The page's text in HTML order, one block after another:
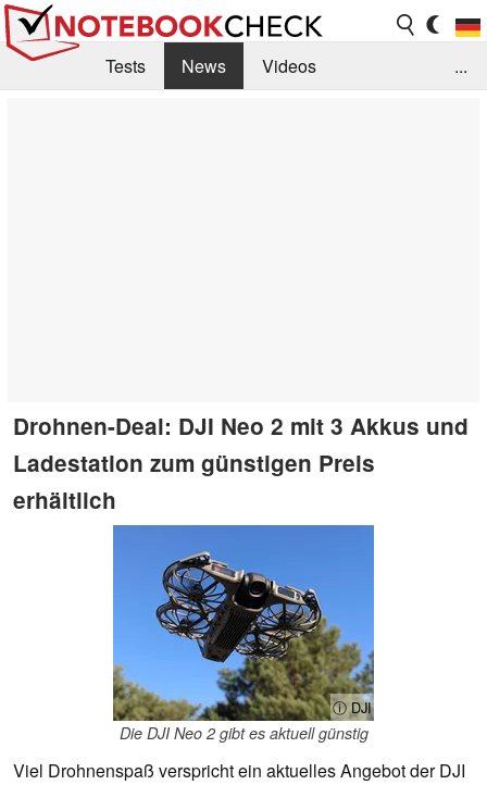
Tests News
Videos
...
Drohnen-Deal: DJI Neo 2 mit 3 Akkus und
Ladestation zum günstigen Preis
erhältlich
ⓘ DJI
Die DJI Neo 2 gibt es aktuell günstig
Viel Drohnenspaß verspricht ein aktuelles Angebot der DJI